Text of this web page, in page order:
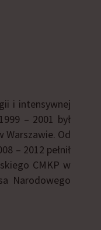
i intensywnej
– 2001 był
Warszawie. Od
– 2012 pełnił
CMKP w
Narodowego